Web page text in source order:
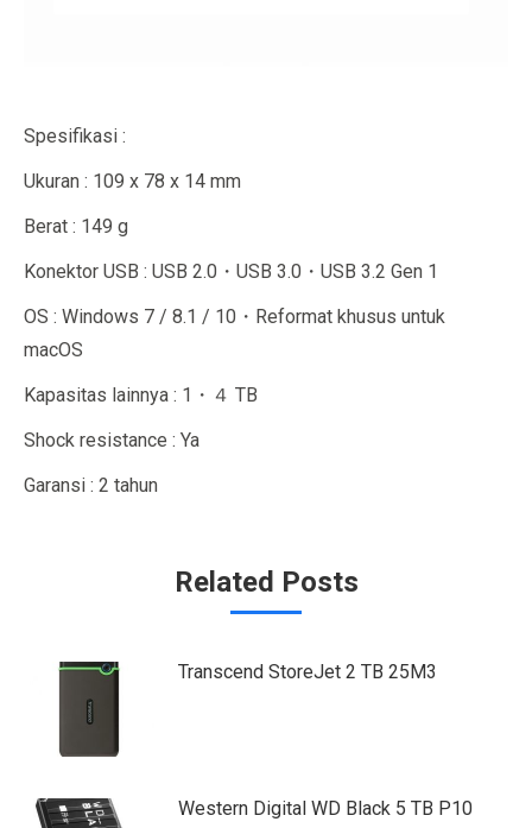
Spesifikasi :
Ukuran : 109 x 78 x 14 mm
Berat : 149 g
Konektor USB : USB 2.0・USB 3.0・USB 3.2 Gen 1
OS : Windows 7 / 8.1 / 10・Reformat khusus untuk
macOS
Kapasitas lainnya : 1・４ TB
Shock resistance : Ya
Garansi : 2 tahun
Related Posts
Transcend StoreJet 2 TB 25M3
Western Digital WD Black 5 TB P10